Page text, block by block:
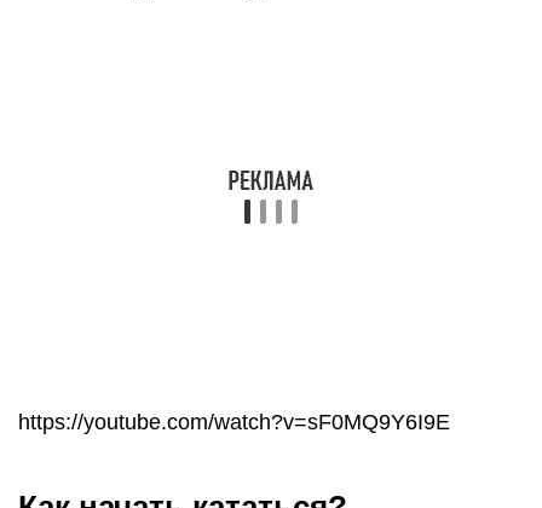
Основа обучения состоит из сочетания баланса,
относительно тела.
Пятки упираются в края доски.